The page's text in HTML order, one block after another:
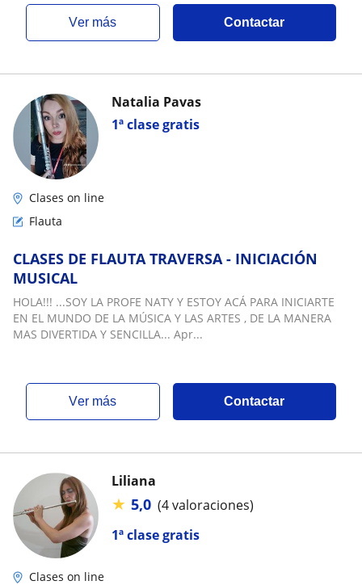
ver más Contactar
1ª clase gratis
Natalia Pavas
Clases on line
Flauta
CLASES DE FLAUTA TRAVERSA - INICIACIÓN
MUSICAL
HOLA!!! ...SOY LA PROFE NATY Y ESTOY ACÁ PARA INICIARTE
EN EL MUNDO DE LA MÚSICA Y LAS ARTES , DE LA MANERA
MAS DIVERTIDA Y SENCILLA... Apr...
ver más Contactar
1ª clase gratis
Liliana
★ 5,0 (4 valoraciones)
Clases on line